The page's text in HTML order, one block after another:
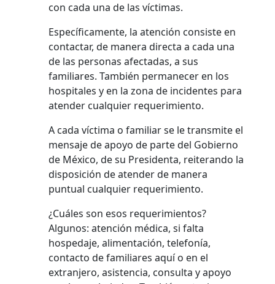
con cada una de las víctimas.
Específicamente, la atención consiste en
contactar, de manera directa a cada una
de las personas afectadas, a sus
familiares. También permanecer en los
hospitales y en la zona de incidentes para
atender cualquier requerimiento.
A cada víctima o familiar se le transmite el
mensaje de apoyo de parte del Gobierno
de México, de su Presidenta, reiterando la
disposición de atender de manera
puntual cualquier requerimiento.
¿Cuáles son esos requerimientos?
Algunos: atención médica, si falta
hospedaje, alimentación, telefonía,
contacto de familiares aquí o en el
extranjero, asistencia, consulta y apoyo